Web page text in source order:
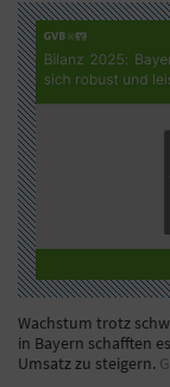
Wachstum trotz
in Bayern schafften
Umsatz zu steigern.